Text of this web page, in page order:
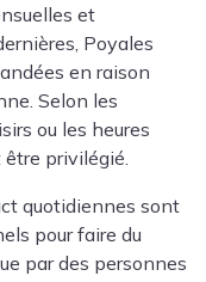
et
Poyales
en raison
Selon les
ou les heures
privilégié.
quotidiennes sont
pour faire du
par des personnes